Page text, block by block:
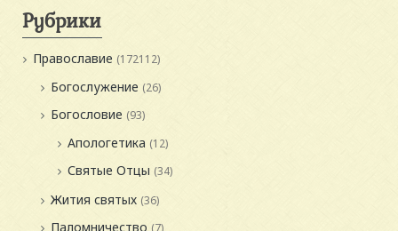
Рубрики
Православие (172112)
Богослужение (26)
Богословие (93)
Апологетика (12)
Святые Отцы (34)
Жития святых (36)
Паломничество